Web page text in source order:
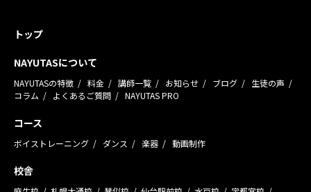
トップ
NAYUTASについて
NAYUTASの特徴 料金 講師一覧 お知らせ ブログ
生徒の声
コラム
よくあるご質問 NAYUTAS PRO
コース
ボイストレーニング ダンス 楽器 動画制作
校舎